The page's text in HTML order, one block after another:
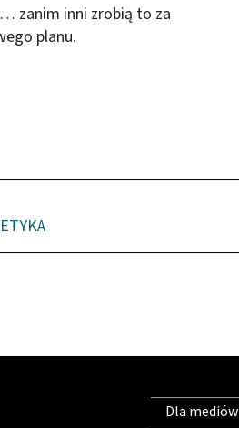
zanim inni zrobią to za
planu.
Dla mediów